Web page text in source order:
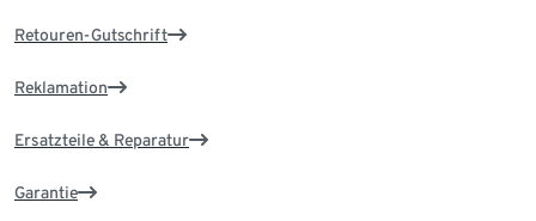
Retouren-Gutschrift
Reklamation
Ersatzteile & Reparatur
Garantie